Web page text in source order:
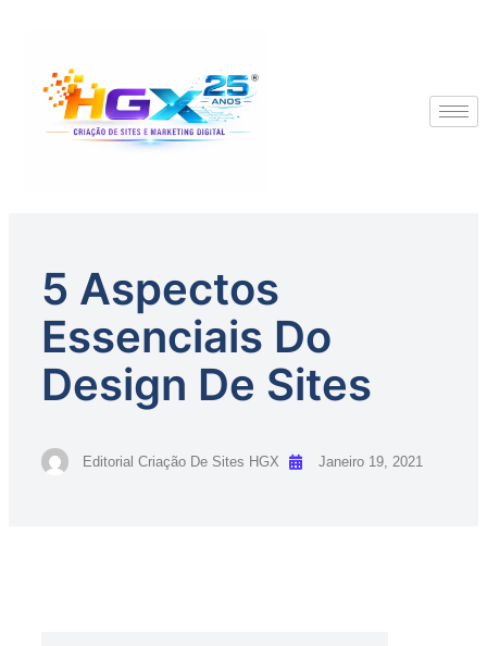
5 Aspectos
Essenciais Do
Design De Sites
Editorial Criação De Sites HGX Janeiro 19, 2021